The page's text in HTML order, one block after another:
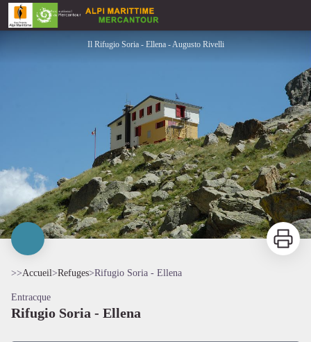
Rifugio Soria - Ellena
Il Rifugio Soria - Ellena - Augusto Rivelli
Imprimer
>>Accueil>Refuges>Rifugio Soria - Ellena
Entracque
Rifugio Soria - Ellena